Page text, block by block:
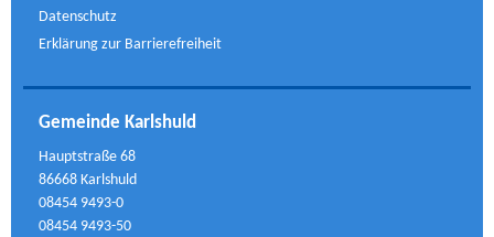
Datenschutz
Erklärung zur Barrierefreiheit
Gemeinde Karlshuld
Hauptstraße 68
86668 Karlshuld
08454 9493-0
08454 9493-50